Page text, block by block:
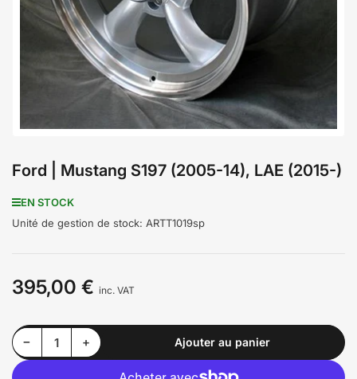
en
modal
Ford | Mustang S197 (2005-14), LAE (2015-)
EN STOCK
Unité de gestion de stock: ARTT1019sp
Prix
395,00 € inc. VAT
−Diminuer la quantité pour Ford | Mustang S197 (2005-14), LAE (2015-)
Quantité +Augmenter la quantité pour Ford | Mustang S197 (2005-14), LAE (2015-) Ajouter au panier